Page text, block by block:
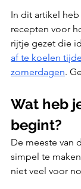
In dit artikel
recepten voor
rijtje gezet die
af te koelen
zomerdagen.
Wat heb
begint?
De meeste van
simpel te
niet veel voor